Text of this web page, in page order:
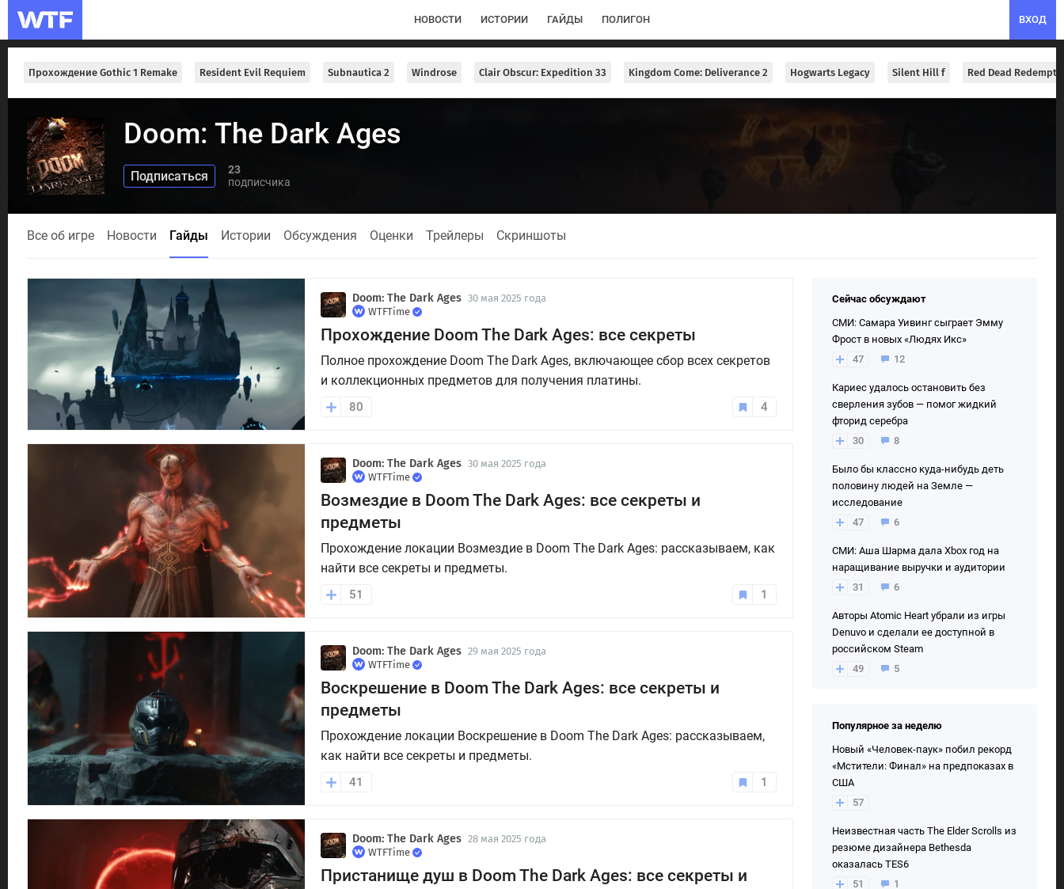
ВХОД
НОВОСТИ ИСТОРИИ ГАЙДЫ ПОЛИГОН
Прохождение Gothic 1 Remake Resident Evil Requiem Subnautica 2 Windrose Clair Obscur: Expedition 33 Kingdom Come: Deliverance 2 Hogwarts Legacy Silent Hill f Red Dead
Doom: The Dark Ages
23
подписчика
Все об игре Новости Гайды Истории Обсуждения Оценки Трейлеры Скриншоты
Doom: The Dark Ages 30 мая 2025 года
WTFTime
Прохождение Doom The Dark Ages: все секреты
Полное прохождение Doom The Dark Ages, включающее сбор всех секретов
и коллекционных предметов для получения платины.
80 4
Doom: The Dark Ages 30 мая 2025 года
WTFTime
Возмездие в Doom The Dark Ages: все секреты и
предметы
Прохождение локации Возмездие в Doom The Dark Ages: рассказываем, как
найти все секреты и предметы.
51 1
Doom: The Dark Ages 29 мая 2025 года
WTFTime
Воскрешение в Doom The Dark Ages: все секреты и
предметы
Прохождение локации Воскрешение в Doom The Dark Ages: рассказываем,
как найти все секреты и предметы.
41 1
Doom: The Dark Ages 28 мая 2025 года
WTFTime
Пристанище душ в Doom The Dark Ages: все секреты и
Сейчас обсуждают
СМИ: Самара Уивинг сыграет Эмму
Фрост в новых «Людях Икс»
47
12
Кариес удалось остановить без
сверления зубов — помог жидкий
фторид серебра
30
8
Было бы классно куда-нибудь деть
половину людей на Земле —
исследование
47
6
СМИ: Аша Шарма дала Xbox год на
наращивание выручки и аудитории
31
6
Авторы Atomic Heart убрали из игры
Denuvo и сделали ее доступной в
российском Steam
49
5
Популярное за неделю
Новый «Человек-паук» побил рекорд
«Мстители: Финал» на предпоказах в
США
57
Неизвестная часть The Elder Scrolls из
резюме дизайнера Bethesda
оказалась TES6
51
1